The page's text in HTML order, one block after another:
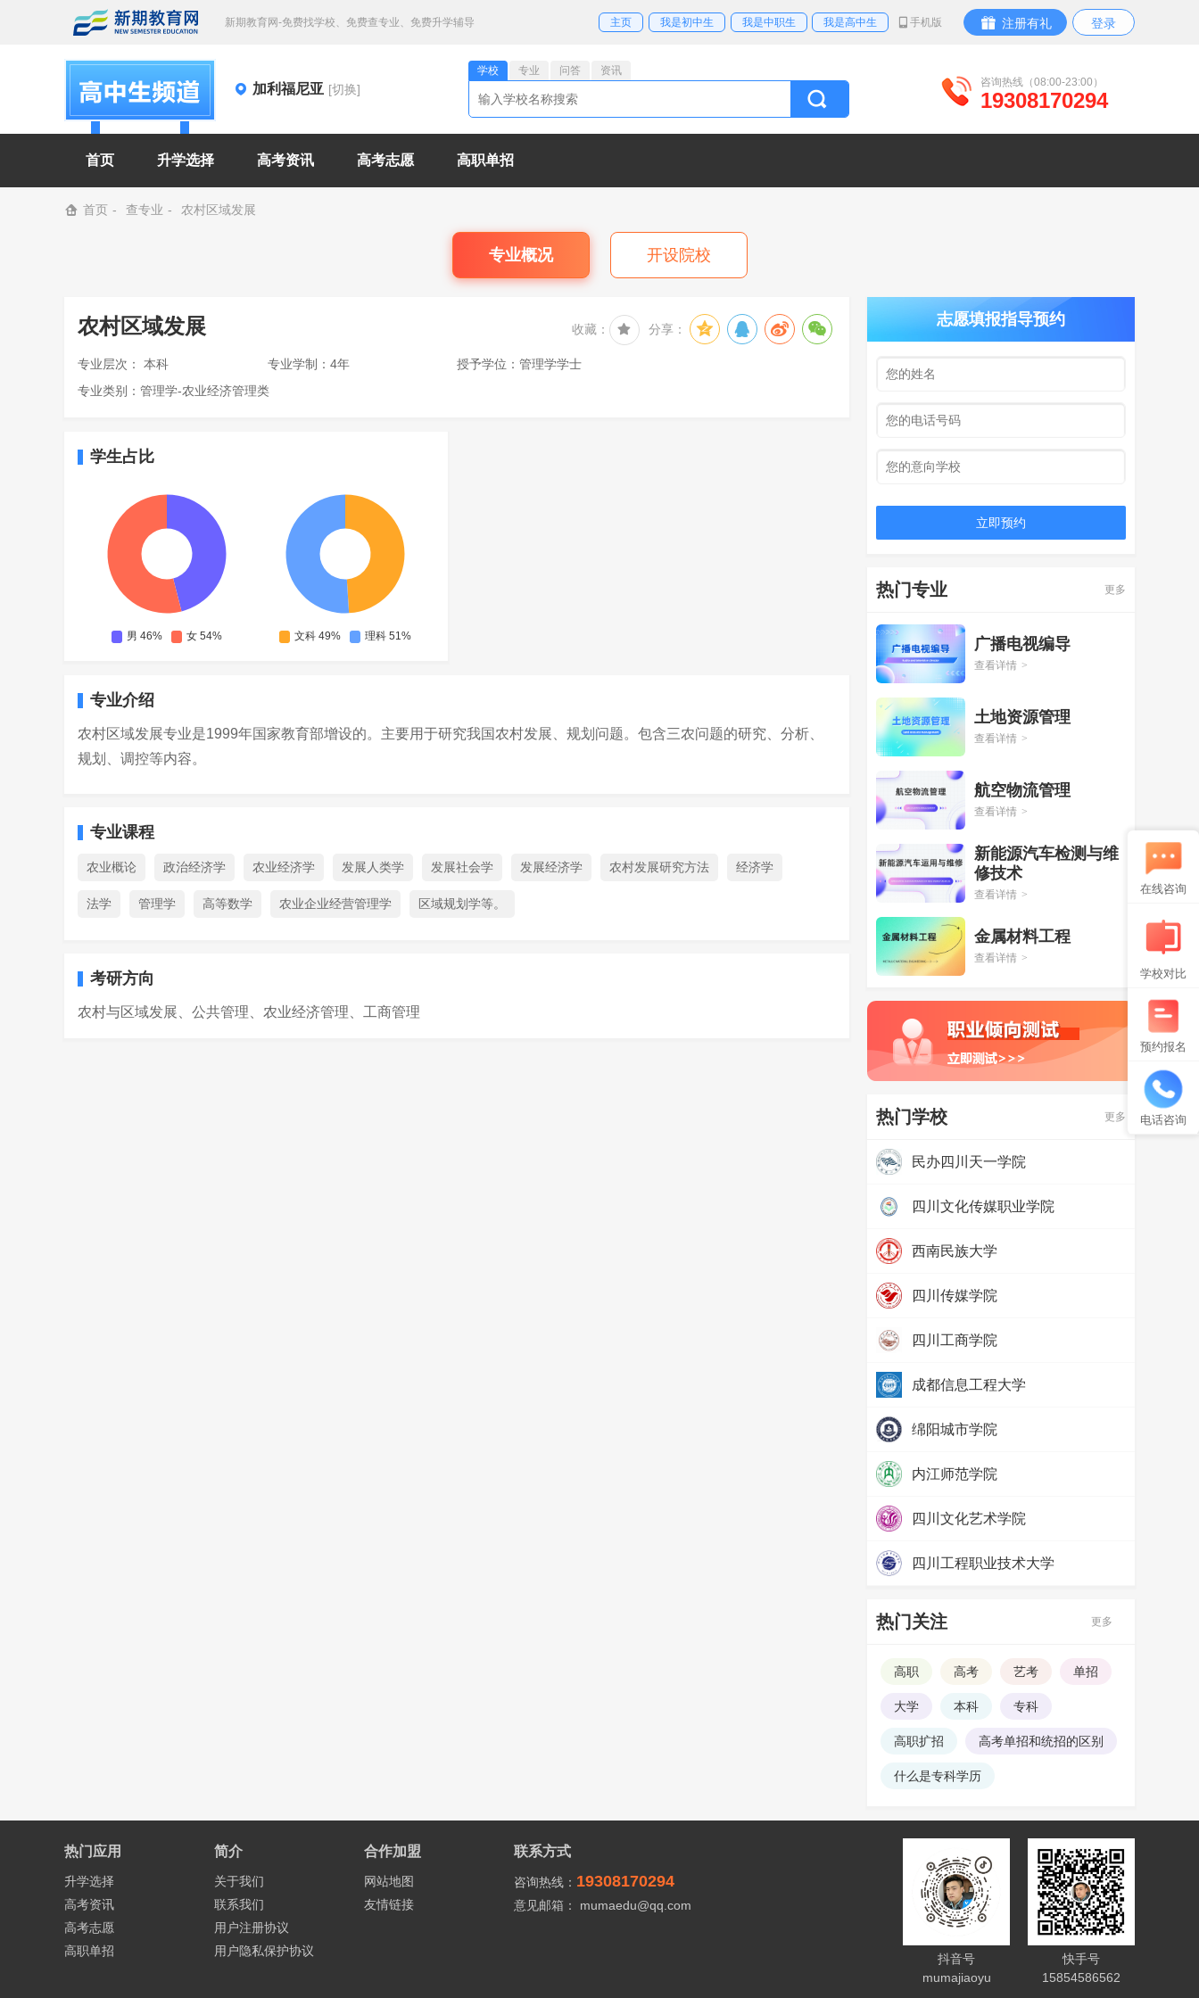
新期教育网-免费找学校、免费查专业、免费升学辅导 主页 我是初中生 我是中职生 我是高中生 手机版 注册有礼 登录
加利福尼亚 [切换]
学校 专业 问答
资讯
咨询热线（08:00-23:00）
19308170294
首页 升学选择 高考资讯 高考志愿 高职单招
首页 查专业 农村区域发展
专业概况 开设院校
农村区域发展 收藏： 分享：
专业层次： 本科 专业学制：4年
授予学位：管理学学士
专业类别：管理学-农业经济管理类
学生占比
专业介绍
农村区域发展专业是1999年国家教育部增设的。主要用于研究我国农村发展、规划问题。包含三农问题的研究、分析、
规划、调控等内容。
专业课程
农业概论 政治经济学 农业经济学 发展人类学 发展社会学 发展经济学 农村发展研究方法 经济学
法学 管理学 高等数学 农业企业经营管理学 区域规划学等。
考研方向
农村与区域发展、公共管理、农业经济管理、工商管理
志愿填报指导预约
立即预约
热门专业 更多
广播电视编导
查看详情 >
土地资源管理
查看详情 >
航空物流管理
查看详情 >
新能源汽车检测与维
修技术
查看详情 >
金属材料工程
查看详情 >
热门学校 更多
民办四川天一学院
四川文化传媒职业学院
西南民族大学
四川传媒学院
四川工商学院
成都信息工程大学
绵阳城市学院
内江师范学院
四川文化艺术学院
四川工程职业技术大学
热门关注 更多
高职 高考 艺考 单招
大学 本科 专科
高职扩招 高考单招和统招的区别
什么是专科学历
热门应用
升学选择
高考资讯
高考志愿
高职单招
简介
关于我们
联系我们
用户注册协议
用户隐私保护协议
合作加盟
网站地图
友情链接
联系方式
咨询热线： 19308170294
意见邮箱： mumaedu@qq.com
抖音号
mumajiaoyu
快手号
15854586562
在线咨询
学校对比
预约报名
电话咨询